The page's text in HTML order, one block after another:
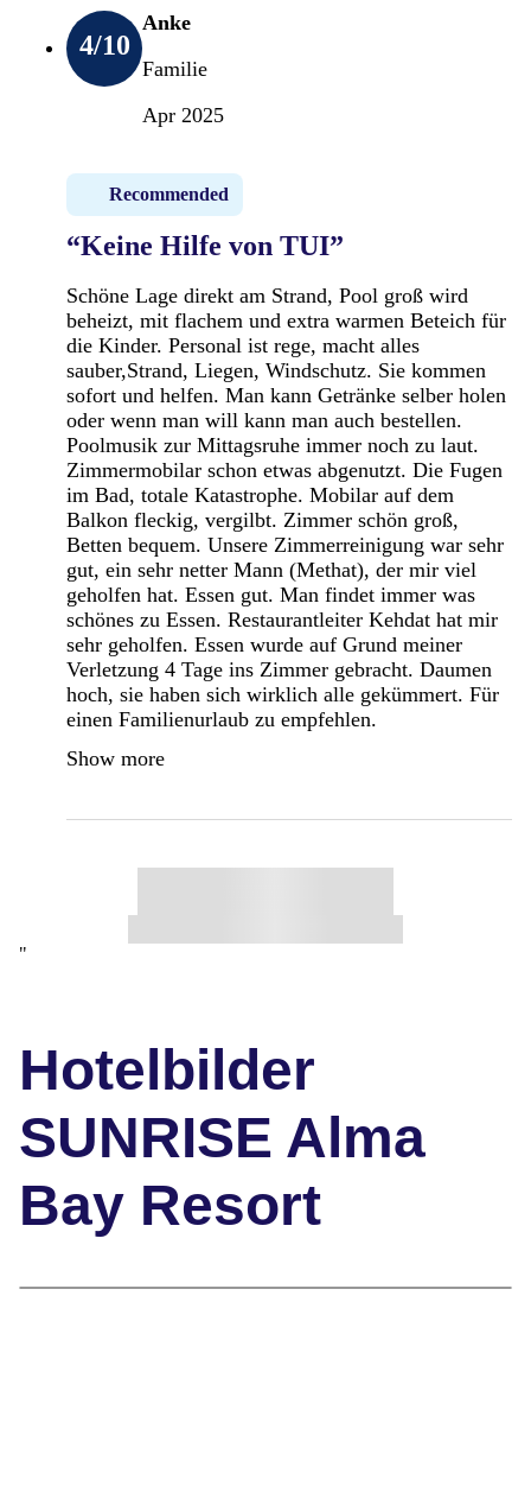
4/10
Anke
Familie
Apr 2025
Recommended
“Keine Hilfe von TUI”
Schöne Lage direkt am Strand, Pool groß wird
beheizt, mit flachem und extra warmen Beteich für
die Kinder. Personal ist rege, macht alles
sauber,Strand, Liegen, Windschutz. Sie kommen
sofort und helfen. Man kann Getränke selber holen
oder wenn man will kann man auch bestellen.
Poolmusik zur Mittagsruhe immer noch zu laut.
Zimmermobilar schon etwas abgenutzt. Die Fugen
im Bad, totale Katastrophe. Mobilar auf dem
Balkon fleckig, vergilbt. Zimmer schön groß,
Betten bequem. Unsere Zimmerreinigung war sehr
gut, ein sehr netter Mann (Methat), der mir viel
geholfen hat. Essen gut. Man findet immer was
schönes zu Essen. Restaurantleiter Kehdat hat mir
sehr geholfen. Essen wurde auf Grund meiner
Verletzung 4 Tage ins Zimmer gebracht. Daumen
hoch, sie haben sich wirklich alle gekümmert. Für
einen Familienurlaub zu empfehlen.
Show more
"
Hotelbilder
SUNRISE Alma
Bay Resort